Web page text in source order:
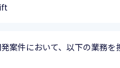
案件において、以下の業務を